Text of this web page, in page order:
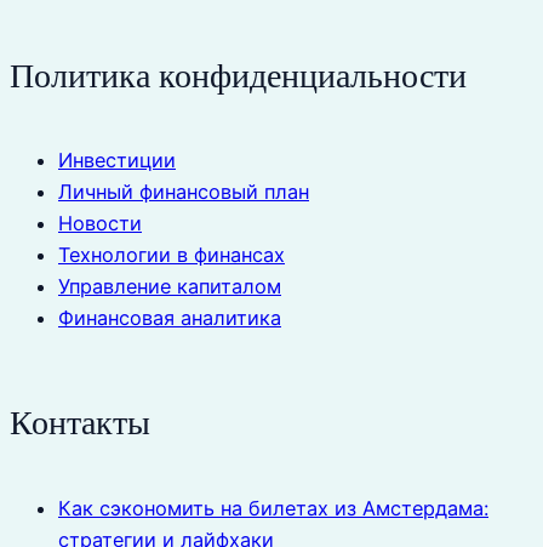
Политика конфиденциальности
Инвестиции
Личный финансовый план
Новости
Технологии в финансах
Управление капиталом
Финансовая аналитика
Контакты
Как сэкономить на билетах из Амстердама:
стратегии и лайфхаки